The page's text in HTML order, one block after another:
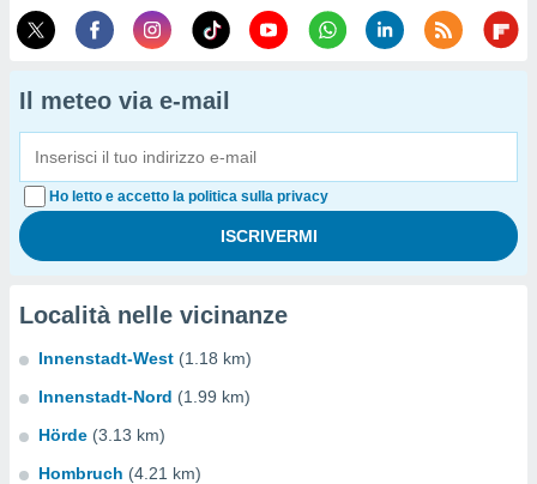
Il meteo via e-mail
Ho letto e accetto la politica sulla privacy
Località nelle vicinanze
Innenstadt-West (1.18 km)
Innenstadt-Nord (1.99 km)
Hörde (3.13 km)
Hombruch (4.21 km)